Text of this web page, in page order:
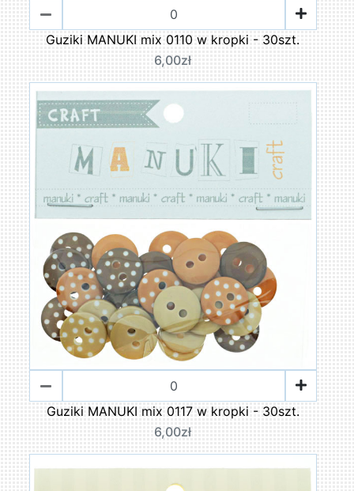
Guziki MANUKI mix 0110 w kropki - 30szt.
6,00zł
Guziki MANUKI mix 0117 w kropki - 30szt.
6,00zł